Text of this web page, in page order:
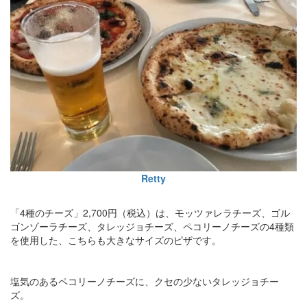
Retty
「4種のチーズ」2,700円（税込）は、モッツァレラチーズ、ゴル
ゴンゾーラチーズ、タレッジョチーズ、ペコリーノチーズの4種類
を使用した、こちらも大きなサイズのピザです。
塩気のあるペコリーノチーズに、クセの少ないタレッジョチー
ズ。